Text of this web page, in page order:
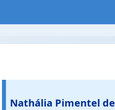
Nathália Pimentel de